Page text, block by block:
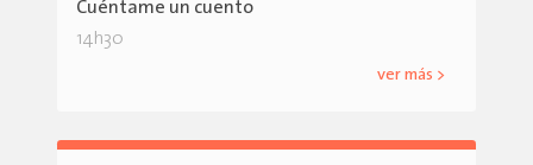
Cuéntame un cuento
14h30
ver más >